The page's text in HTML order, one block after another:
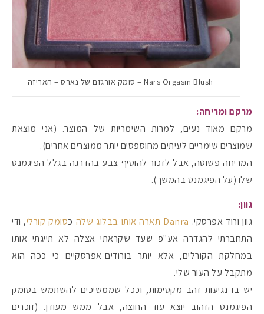
#הסטודיושלקורין
Nars Orgasm Blush – סומק אורגזם של נארס – האריזה
מרקם ומריחה:
מרקם מאוד נעים, למרות השימריות של המוצר. (אני מוצאת
שמוצרים שימריים לעיתים מחוספסים יותר ממוצרים אחרים).
המריחה פשוטה, אבל לזכור להוסיף צבע בהדרגה בגלל הפיגמנט
שלו (על הפיגמנט בהמשך).
גוון:
גוון ורוד אפרסקי. Danra תארה אותו בבלוג שלה כסומק קורלי, ודי
התחברתי להגדרה אע"פ שעד שקראתי אצלה לא תייגתי אותו
במחלקת הקורלים, אלא יותר בורודים-אפרסקיים כי ככה הוא
מתקבל על העור שלי.
יש בו נגיעות זהב מקסימות, וככל שממשיכים להשתמש בסומק
הפיגמנט הזהוב יוצא עוד החוצה, אבל ממש מעודן. (זוכרים